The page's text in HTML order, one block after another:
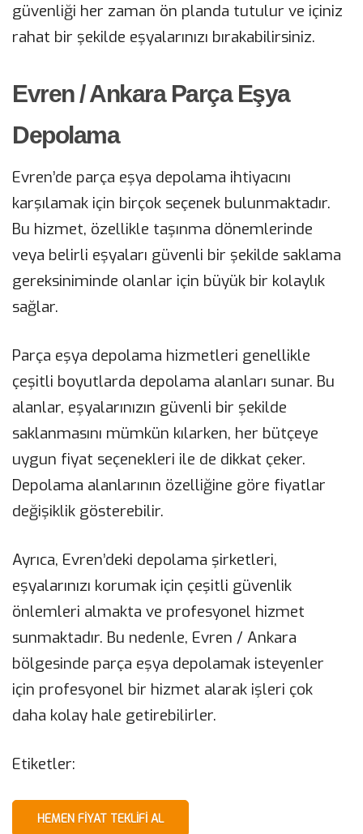
güvenliği her zaman ön planda tutulur ve içiniz
rahat bir şekilde eşyalarınızı bırakabilirsiniz.
Evren / Ankara Parça Eşya
Depolama
Evren’de parça eşya depolama ihtiyacını
karşılamak için birçok seçenek bulunmaktadır.
Bu hizmet, özellikle taşınma dönemlerinde
veya belirli eşyaları güvenli bir şekilde saklama
gereksiniminde olanlar için büyük bir kolaylık
sağlar.
Parça eşya depolama hizmetleri genellikle
çeşitli boyutlarda depolama alanları sunar. Bu
alanlar, eşyalarınızın güvenli bir şekilde
saklanmasını mümkün kılarken, her bütçeye
uygun fiyat seçenekleri ile de dikkat çeker.
Depolama alanlarının özelliğine göre fiyatlar
değişiklik gösterebilir.
Ayrıca, Evren’deki depolama şirketleri,
eşyalarınızı korumak için çeşitli güvenlik
önlemleri almakta ve profesyonel hizmet
sunmaktadır. Bu nedenle, Evren / Ankara
bölgesinde parça eşya depolamak isteyenler
için profesyonel bir hizmet alarak işleri çok
daha kolay hale getirebilirler.
Etiketler:
HEMEN FIYAT TEKLIFI AL